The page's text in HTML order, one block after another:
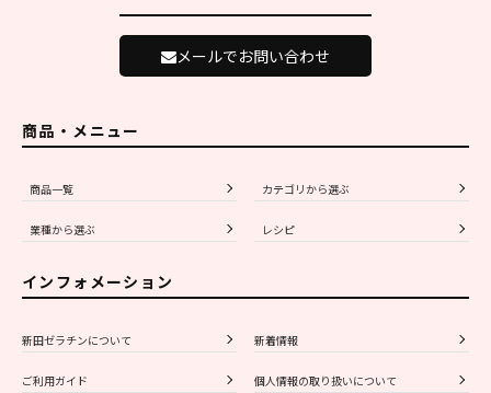
メールでお問い合わせ
商品・メニュー
商品一覧 カテゴリから選ぶ
業種から選ぶ レシピ
インフォメーション
新田ゼラチンについて 新着情報
ご利用ガイド 個人情報の取り扱いについて